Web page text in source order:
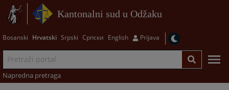
Kantonalni sud u Odžaku
Bosanski Hrvatski Srpski Српски English Prijava
Napredna pretraga